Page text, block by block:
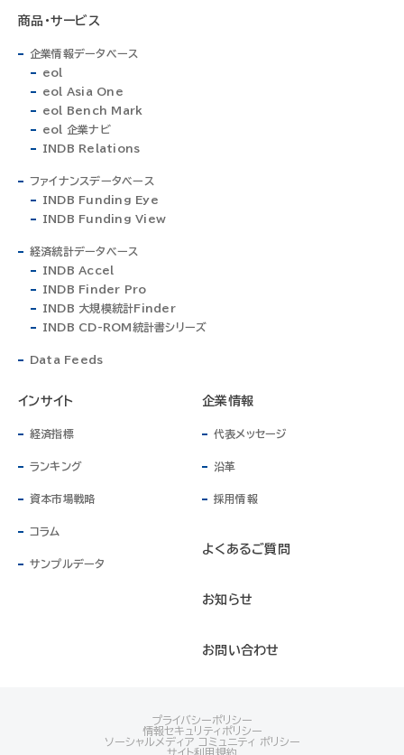
商品・サービス
企業情報データベース
eol
eol Asia One
eol Bench Mark
eol 企業ナビ
INDB Relations
ファイナンスデータベース
INDB Funding Eye
INDB Funding View
経済統計データベース
INDB Accel
INDB Finder Pro
INDB 大規模統計Finder
INDB CD-ROM統計書シリーズ
Data Feeds
インサイト
経済指標
ランキング
資本市場戦略
コラム
サンプルデータ
企業情報
代表メッセージ
沿革
採用情報
よくあるご質問
お知らせ
お問い合わせ
プライバシーポリシー
情報セキュリティポリシー
ソーシャルメディア コミュニティ ポリシー
サイト利用規約